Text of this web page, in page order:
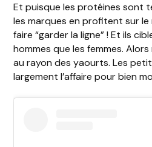
Et puisque les protéines sont
les marques en profitent sur
faire “garder la ligne” ! Et ils
hommes que les femmes.
au rayon des yaourts. Les
largement l’affaire pour bien